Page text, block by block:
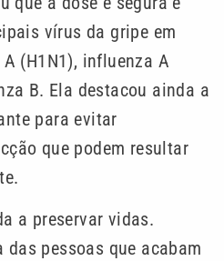
vírus da gripe em
(H1N1), influenza A
B. Ela destacou ainda a
para evitar
que podem resultar
a preservar vidas.
das pessoas que acabam